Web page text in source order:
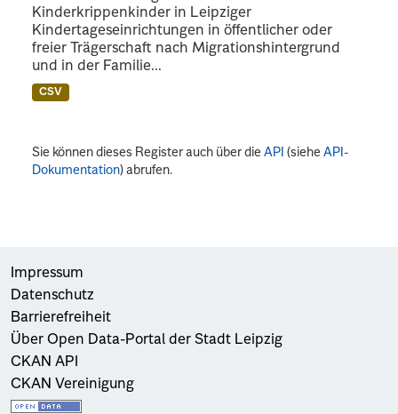
Kinderkrippenkinder in Leipziger
Kindertageseinrichtungen in öffentlicher oder
freier Trägerschaft nach Migrationshintergrund
und in der Familie...
CSV
Sie können dieses Register auch über dieAPI (sieheAPI-
Dokumentation) abrufen.
Impressum
Datenschutz
Barrierefreiheit
Über Open Data-Portal der Stadt Leipzig
CKAN API
CKAN Vereinigung